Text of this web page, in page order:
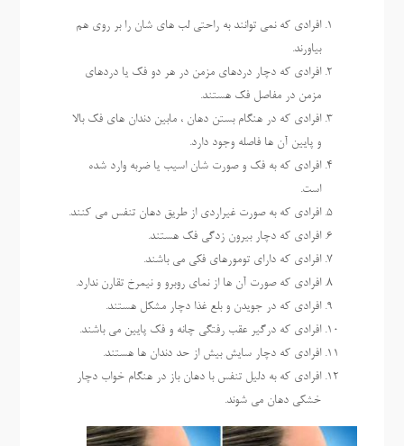
افرادی که نمی توانند به راحتی لب های شان را بر روی هم
بیاورند.
افرادی که دچار دردهای مزمن در هر دو فک یا دردهای
مزمن در مفاصل فک هستند.
افرادی که در هنگام بستن دهان ، مابین دندان های فک بالا
و پایین آن ها فاصله وجود دارد.
افرادی که به فک و صورت شان اسیب یا ضربه وارد شده
است.
افرادی که به صورت غیراردی از طریق دهان تنفس می کنند.
افرادی که دچار بیرون زدگی فک هستند.
افرادی که دارای تومورهای فکی می باشند.
افرادی که صورت آن ها از نمای روبرو و نیمرخ تقارن ندارد.
افرادی که در جویدن و بلع غذا دچار مشکل هستند.
افرادی که درگیر عقب رفتگی چانه و فک پایین می باشند.
افرادی که دچار سایش بیش از حد دندان ها هستند.
افرادی که به دلیل تنفس با دهان باز در هنگام خواب دچار
خشکی دهان می شوند.